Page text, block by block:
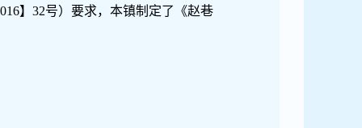
】32号）要求，本镇制定了《赵巷